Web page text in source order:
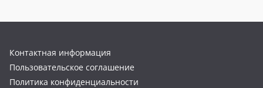
Контактная информация
Пользовательское соглашение
Политика конфиденциальности